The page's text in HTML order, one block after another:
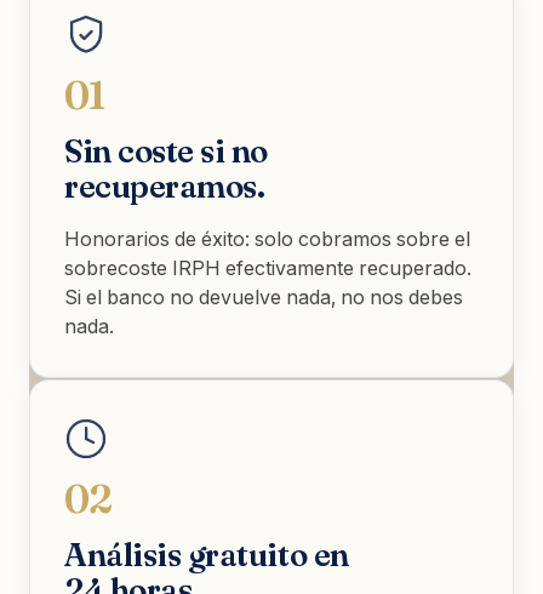
01
Sin coste si no
recuperamos.
Honorarios de éxito: solo cobramos sobre el
sobrecoste IRPH efectivamente recuperado.
Si el banco no devuelve nada, no nos debes
nada.
02
Análisis gratuito en